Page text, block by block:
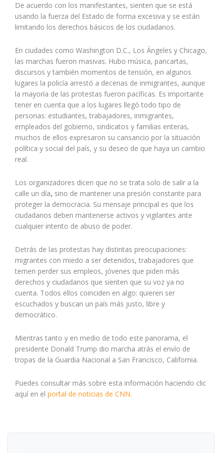
De acuerdo con los manifestantes, sienten que se está
usando la fuerza del Estado de forma excesiva y se están
limitando los derechos básicos de los ciudadanos.
En ciudades como Washington D.C., Los Ángeles y Chicago,
las marchas fueron masivas. Hubo música, pancartas,
discursos y también momentos de tensión, en algunos
lugares la policía arrestó a decenas de inmigrantes, aunque
la mayoría de las protestas fueron pacíficas. Es importante
tener en cuenta que a los lugares llegó todo tipo de
personas: estudiantes, trabajadores, inmigrantes,
empleados del gobierno, sindicatos y familias enteras,
muchos de ellos expresaron su cansancio por la situación
política y social del país, y su deseo de que haya un cambio
real.
Los organizadores dicen que no se trata solo de salir a la
calle un día, sino de mantener una presión constante para
proteger la democracia. Su mensaje principal es que los
ciudadanos deben mantenerse activos y vigilantes ante
cualquier intento de abuso de poder.
Detrás de las protestas hay distintas preocupaciones:
migrantes con miedo a ser detenidos, trabajadores que
temen perder sus empleos, jóvenes que piden más
derechos y ciudadanos que sienten que su voz ya no
cuenta. Todos ellos coinciden en algo: quieren ser
escuchados y buscan un país más justo, libre y
democrático.
Mientras tanto y en medio de todo este panorama, el
presidente Donald Trump dio marcha atrás el envío de
tropas de la Guardia Nacional a San Francisco, California.
Puedes consultar más sobre esta información haciendo clic
aquí en el portal de noticias de CNN.